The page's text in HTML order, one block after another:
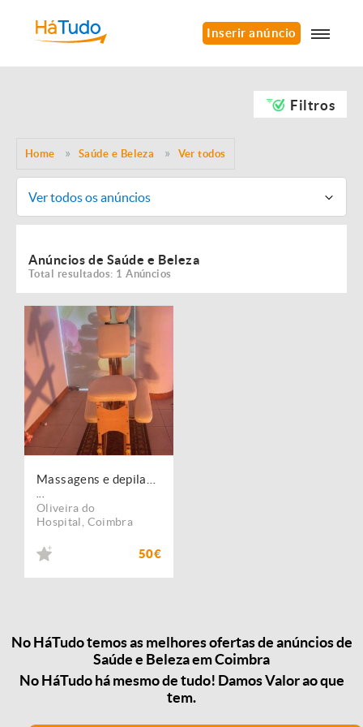
Inserir anúncio
Filtros
Home Saúde e Beleza Ver todos
Ver todos os anúncios
Anúncios de Saúde e Beleza
Total resultados: 1 Anúncios
Oliveira do
Hospital Coimbra
50€
No HáTudo temos as melhores ofertas de anúncios de
Saúde e Beleza em Coimbra
No HáTudo há mesmo de tudo! Damos Valor ao que
tem.